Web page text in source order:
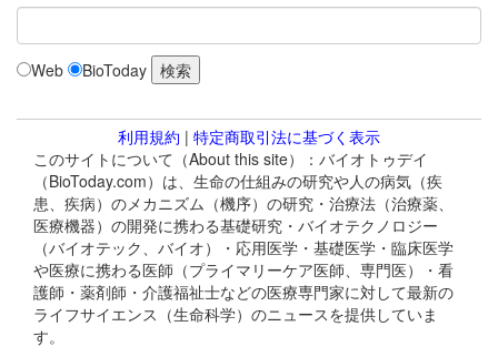
Web BioToday
利用規約 | 特定商取引法に基づく表示
このサイトについて（About this site）：バイオトゥデイ
（BioToday.com）は、生命の仕組みの研究や人の病気（疾
患、疾病）のメカニズム（機序）の研究・治療法（治療薬、
医療機器）の開発に携わる基礎研究・バイオテクノロジー
（バイオテック、バイオ）・応用医学・基礎医学・臨床医学
や医療に携わる医師（プライマリーケア医師、専門医）・看
護師・薬剤師・介護福祉士などの医療専門家に対して最新の
ライフサイエンス（生命科学）のニュースを提供していま
す。